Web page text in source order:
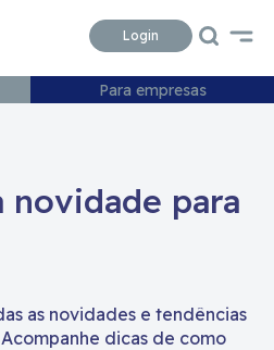
Login
Para empresas
novidade para
as novidades e tendências
dicas de como